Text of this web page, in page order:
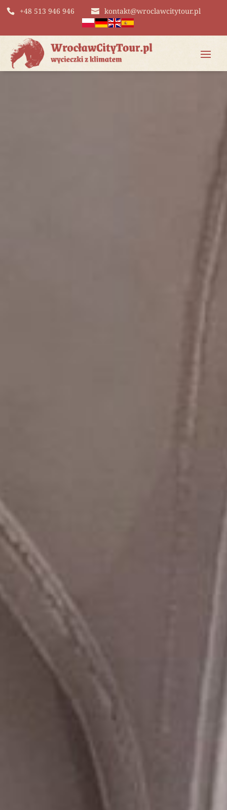
+48 513 946 946 kontakt@wroclawcitytour.pl